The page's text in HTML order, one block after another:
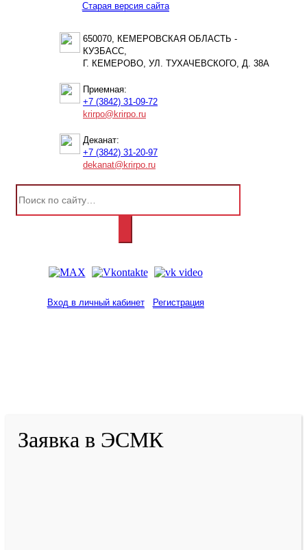
Старая версия сайта
650070, КЕМЕРОВСКАЯ ОБЛАСТЬ -
КУЗБАСС,
Г. КЕМЕРОВО, УЛ. ТУХАЧЕВСКОГО, Д. 38А
Приемная:
+7 (3842) 31-09-72
krirpo@krirpo.ru
Деканат:
+7 (3842) 31-20-97
dekanat@krirpo.ru
Вход в личный кабинет Регистрация
Заявка в ЭСМК